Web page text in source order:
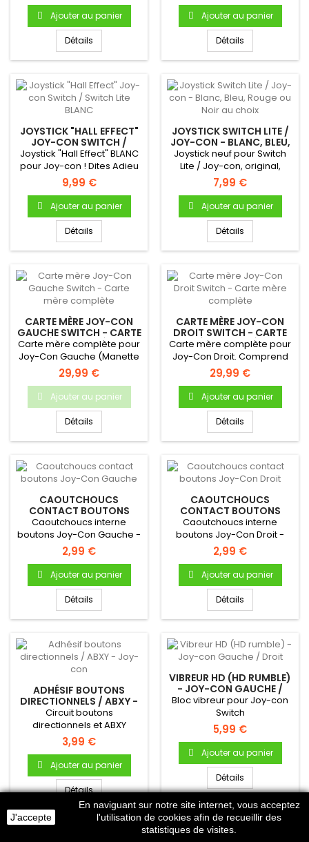
Ajouter au panier
Détails
Ajouter au panier
Détails
JOYSTICK "HALL EFFECT"
JOY-CON SWITCH /
SWITCH LITE BLANC
Joystick "Hall Effect" BLANC
pour Joy-con ! Dites Adieu
au Joy-con Drift...
9,99 €
Ajouter au panier
Détails
JOYSTICK SWITCH LITE /
JOY-CON - BLANC, BLEU,
ROUGE OU NOIR AU
CHOIX
Joystick neuf pour Switch
Lite / Joy-con, original,
couleur au choix....
7,99 €
Ajouter au panier
Détails
CARTE MÈRE JOY-CON
GAUCHE SWITCH - CARTE
MÈRE COMPLÈTE
Carte mère complète pour
Joy-Con Gauche (Manette
Nintendo Switch)
29,99 €
Ajouter au panier
Détails
CARTE MÈRE JOY-CON
DROIT SWITCH - CARTE
MÈRE COMPLÈTE
Carte mère complète pour
Joy-Con Droit. Comprend
les boutons R et Plus.
29,99 €
Ajouter au panier
Détails
CAOUTCHOUCS
CONTACT BOUTONS
JOY-CON GAUCHE
Caoutchoucs interne
boutons Joy-Con Gauche -
Nintendo Switch
2,99 €
Ajouter au panier
Détails
CAOUTCHOUCS
CONTACT BOUTONS
JOY-CON DROIT
Caoutchoucs interne
boutons Joy-Con Droit -
Nintendo Switch
2,99 €
Ajouter au panier
Détails
ADHÉSIF BOUTONS
DIRECTIONNELS / ABXY -
JOY-CON
Circuit boutons
directionnels et ABXY
(autocollant) pour Joycon
(compatible...
3,99 €
Ajouter au panier
Détails
VIBREUR HD (HD RUMBLE)
- JOY-CON GAUCHE /
DROIT
Bloc vibreur pour Joy-con
Switch
5,99 €
Ajouter au panier
Détails
J'accepte
En naviguant sur notre site internet, vous acceptez
l'utilisation de cookies afin de recueillir des
statistiques de visites.